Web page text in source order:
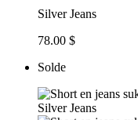
Silver Jeans
78.00 $
Solde